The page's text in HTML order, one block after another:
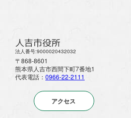
人吉市役所
法人番号:9000020432032
〒868-8601
熊本県人吉市西間下町7番地1
代表電話： 0966-22-2111
アクセス